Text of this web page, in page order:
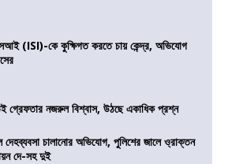
(ISI)-কে কুক্ষিগত করতে চায় কেন্দ্র, অভিযোগ
গ্রেফতার নজরুল বিশ্বাস, উঠছে একাধিক প্রশ্ন
দেহব্যবসা চালানোর অভিযোগ, পুলিশের জালে ও্রাক্তন
দে-সহ দুই